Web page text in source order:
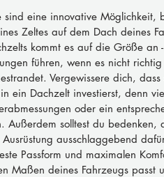
sind eine innovative Möglichkeit,
Zeltes auf dem Dach deines
kommt es auf die Größe
führen, wenn es nicht
Vergewissere dich,
ein Dachzelt investierst, denn
oder ein
Außerdem solltest du
ausschlaggebend
Passform und maximalen
Maßen deines Fahrzeugs passt